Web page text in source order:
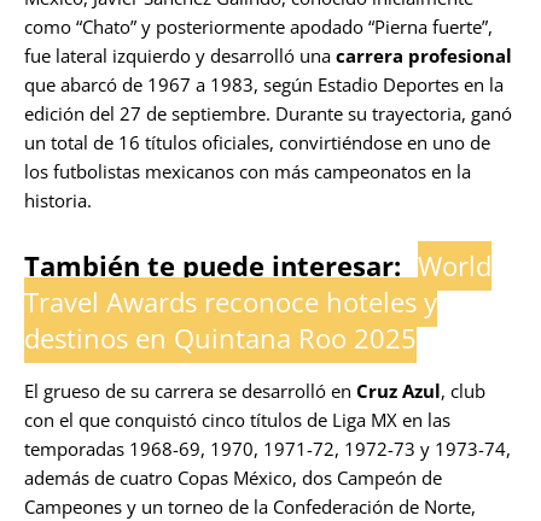
como “Chato” y posteriormente apodado “Pierna fuerte”,
fue lateral izquierdo y desarrolló una carrera profesional
que abarcó de 1967 a 1983, según Estadio Deportes en la
edición del 27 de septiembre. Durante su trayectoria, ganó
un total de 16 títulos oficiales, convirtiéndose en uno de
los futbolistas mexicanos con más campeonatos en la
historia.
También te puede interesar: World
Travel Awards reconoce hoteles y
destinos en Quintana Roo 2025
El grueso de su carrera se desarrolló en Cruz Azul, club
con el que conquistó cinco títulos de Liga MX en las
temporadas 1968-69, 1970, 1971-72, 1972-73 y 1973-74,
además de cuatro Copas México, dos Campeón de
Campeones y un torneo de la Confederación de Norte,